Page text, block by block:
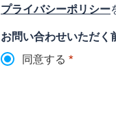
プライバシーポリシー
お問い合わせいただく
同意する *